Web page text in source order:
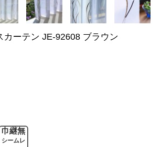
カーテン JE-92608 ブラウン
巾継無
シームレ